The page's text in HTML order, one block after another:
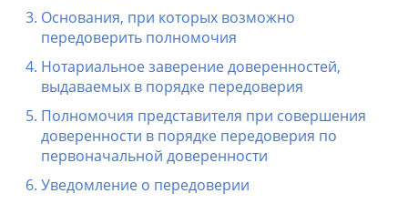
Основания, при которых возможно
передоверить полномочия
Нотариальное заверение доверенностей,
выдаваемых в порядке передоверия
Полномочия представителя при совершения
доверенности в порядке передоверия по
первоначальной доверенности
Уведомление о передоверии